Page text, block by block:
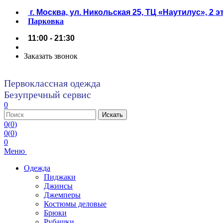
г. Москва, ул. Никольская 25, ТЦ «Наутилус», 2
Парковка
11:00 - 21:30
Заказать звонок
Первоклассная одежда
Безупречный сервис
0
0(0)
0(0)
0
Меню
Одежда
Пиджаки
Джинсы
Джемперы
Костюмы деловые
Брюки